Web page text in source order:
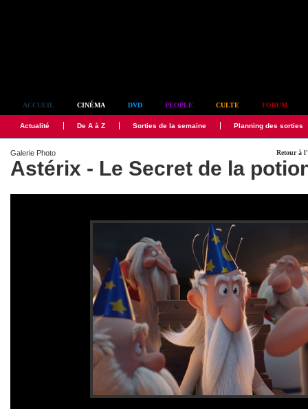
ACCUEIL CINÉMA DVD PEOPLE CULTE FORUM
Actualité De A à Z Sorties de la semaine Planning des sorties
Retour à
Galerie Photo
Astérix - Le Secret de la